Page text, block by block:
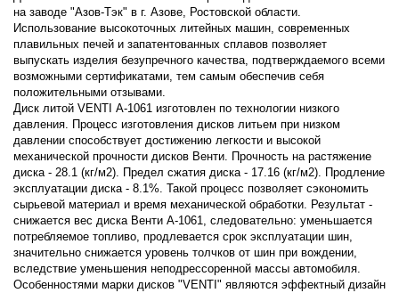
на заводе "Азов-Тэк" в г. Азове, Ростовской области.
Использование высокоточных литейных машин, современных
плавильных печей и запатентованных сплавов позволяет
выпускать изделия безупречного качества, подтверждаемого всеми
возможными сертификатами, тем самым обеспечив себя
положительными отзывами.
Диск литой VENTI А-1061 изготовлен по технологии низкого
давления. Процесс изготовления дисков литьем при низком
давлении способствует достижению легкости и высокой
механической прочности дисков Венти. Прочность на растяжение
диска - 28.1 (кг/м2). Предел сжатия диска - 17.16 (кг/м2). Продление
эксплуатации диска - 8.1%. Такой процесс позволяет сэкономить
сырьевой материал и время механической обработки. Результат -
снижается вес диска Венти А-1061, следовательно: уменьшается
потребляемое топливо, продлевается срок эксплуатации шин,
значительно снижается уровень толчков от шин при вождении,
вследствие уменьшения неподрессоренной массы автомобиля.
Особенностями марки дисков "VENTI" являются эффектный дизайн